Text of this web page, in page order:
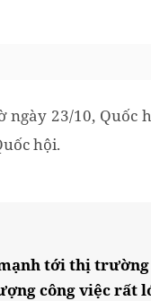
23/10, Quốc
hội.
tới thị
công việc rất